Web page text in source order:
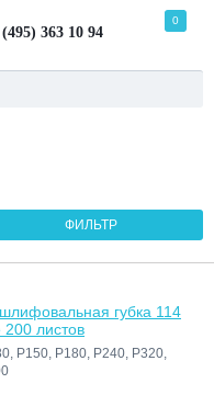
363 10 94
0
ФИЛЬТР
губка 114
листов
P150, P180, P240, P320,